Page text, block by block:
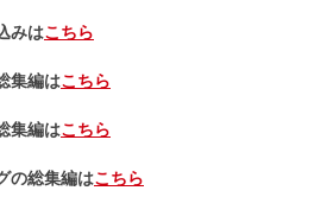
みはこちら
集編はこちら
集編はこちら
の総集編はこちら